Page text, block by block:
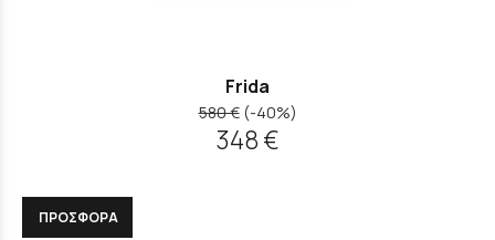
Frida
580 € (-40%)
348 €
ΠΡΟΣΦΟΡΑ